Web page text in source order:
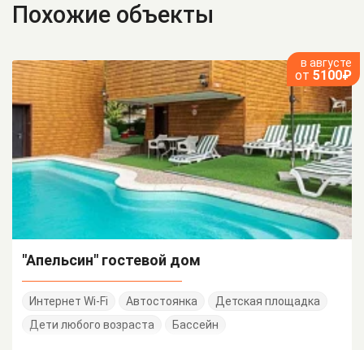
Похожие объекты
в августе
от 5100₽
"Апельсин" гостевой дом
Интернет Wi-Fi Автостоянка
Детская площадка
Дети любого возраста
Бассейн